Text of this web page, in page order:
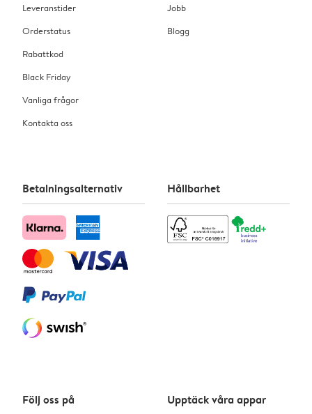
Leveranstider
Orderstatus
Rabattkod
Black Friday
Vanliga frågor
Kontakta oss
Jobb
Blogg
Betalningsalternativ Hållbarhet
Följ oss på Upptäck våra appar